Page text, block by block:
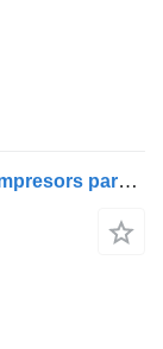
DAF 2020 GARDNER pneimatiskais kompresors paredzēts kravas automašīnas